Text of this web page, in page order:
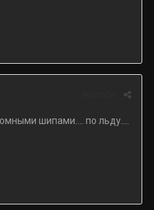
шипами.... по льду....